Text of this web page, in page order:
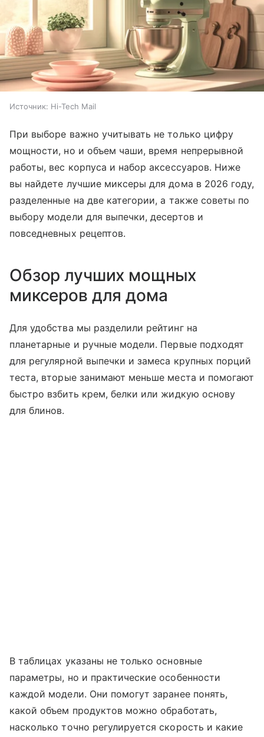
Источник: Hi-Tech Mail
При выборе важно учитывать не только цифру
мощности, но и объем чаши, время непрерывной
работы, вес корпуса и набор аксессуаров. Ниже
вы найдете лучшие миксеры для дома в 2026 году,
разделенные на две категории, а также советы по
выбору модели для выпечки, десертов и
повседневных рецептов.
Обзор лучших мощных
миксеров для дома
Для удобства мы разделили рейтинг на
планетарные и ручные модели. Первые подходят
для регулярной выпечки и замеса крупных порций
теста, вторые занимают меньше места и помогают
быстро взбить крем, белки или жидкую основу
для блинов.
В таблицах указаны не только основные
параметры, но и практические особенности
каждой модели. Они помогут заранее понять,
какой объем продуктов можно обработать,
насколько точно регулируется скорость и какие